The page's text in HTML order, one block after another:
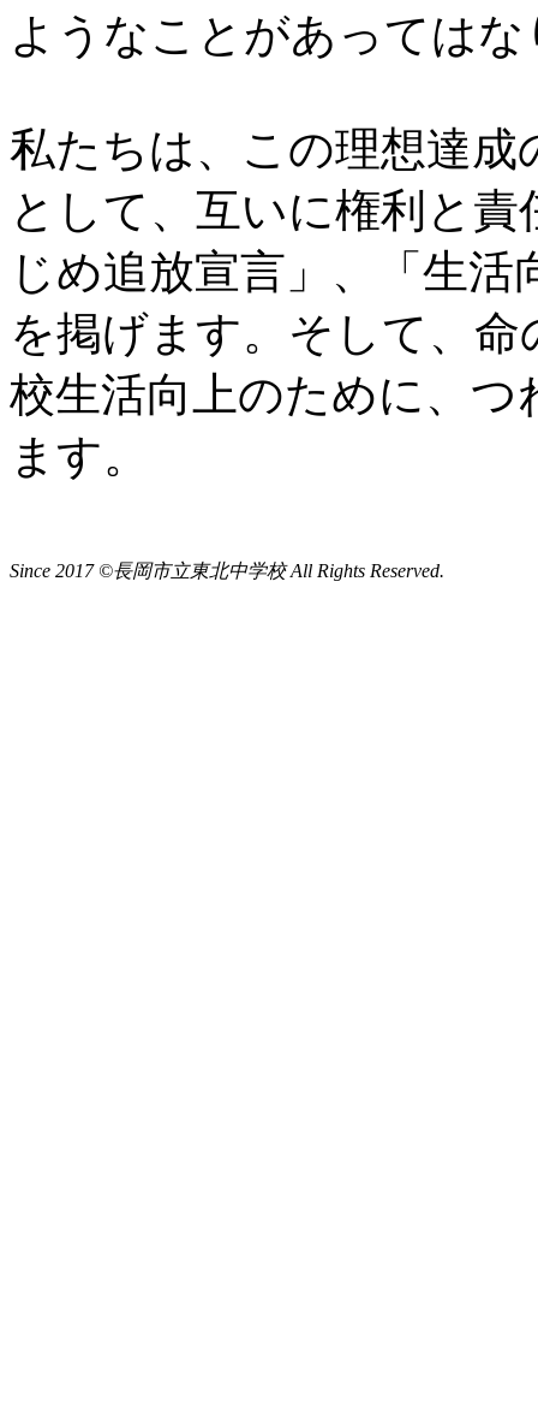
ようなことがあっては
私たちは、この理想達
として、互いに権利と
じめ追放宣言」、「生
を掲げます。そして、
校生活向上のために、
ます。
Since 2017 ©長岡市立東北中学校 All Rights Reserved.